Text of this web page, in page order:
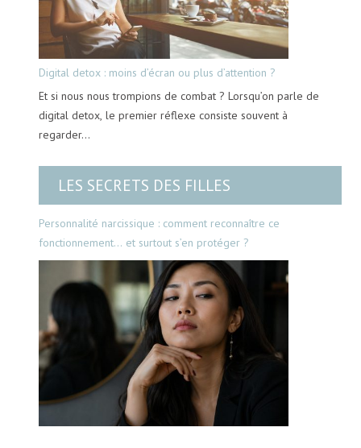
Digital detox : moins d’écran ou plus d’attention ?
Et si nous nous trompions de combat ? Lorsqu’on parle de
digital detox, le premier réflexe consiste souvent à
regarder…
LES SECRETS DES FILLES
Personnalité narcissique : comment reconnaître ce
fonctionnement… et surtout s’en protéger ?